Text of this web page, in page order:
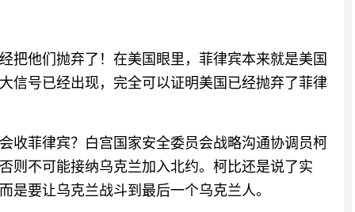
把他们抛弃了！在美国眼里，菲律宾本来就是美国
信号已经出现，完全可以证明美国已经抛弃了菲律
收菲律宾？白宫国家安全委员会战略沟通协调员柯
则不可能接纳乌克兰加入北约。柯比还是说了实
是要让乌克兰战斗到最后一个乌克兰人。